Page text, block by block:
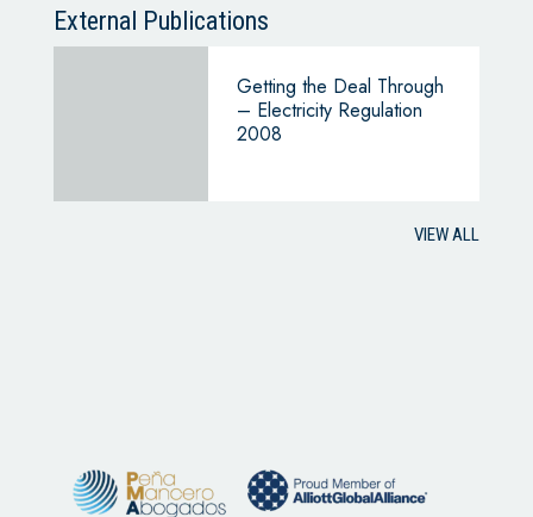
External Publications
Getting the Deal Through
– Electricity Regulation
2008
VIEW ALL